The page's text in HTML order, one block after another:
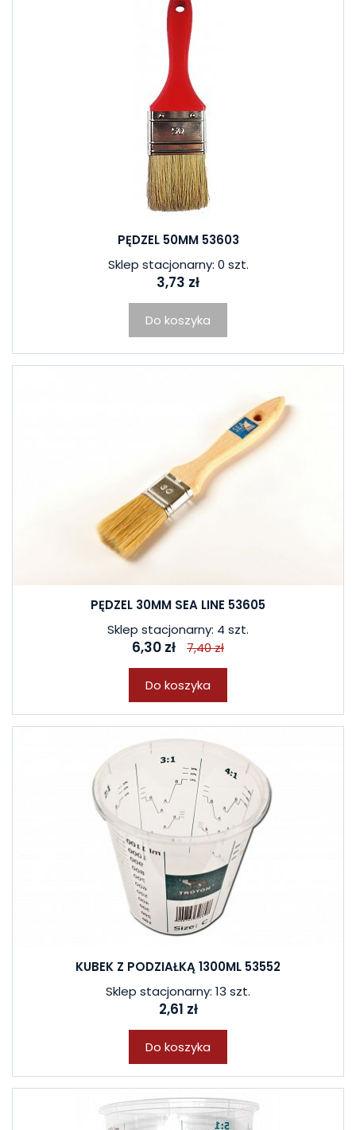
PĘDZEL 50MM 53603
Sklep stacjonarny: 0 szt.
3,73 zł
Do koszyka
PĘDZEL 30MM SEA LINE 53605
Sklep stacjonarny: 4 szt.
6,30 zł 7,40 zł
Do koszyka
KUBEK Z PODZIAŁKĄ 1300ML 53552
Sklep stacjonarny: 13 szt.
2,61 zł
Do koszyka